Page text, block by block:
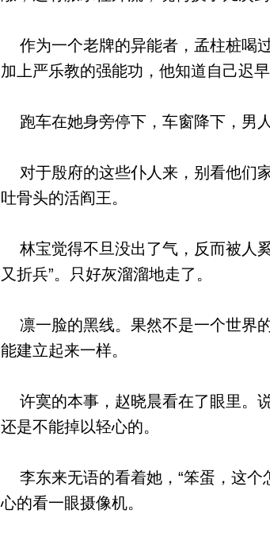
作为一个老牌的异能者，孟柱桩喝
加上严乐教的强能功，他知道自己迟早
跑车在她身旁停下，车窗降下，男
对于殷府的这些仆人来，别看他们
吐骨头的活阎王。
林宝觉得不旦没出了气，反而被人
又折兵”。只好灰溜溜地走了。
凛一脸的黑线。果然不是一个世界
能建立起来一样。
许寞的本事，赵晓晨看在了眼里。
还是不能掉以轻心的。
李东来无语的看着她，“笨蛋，这个
心的看一眼摄像机。